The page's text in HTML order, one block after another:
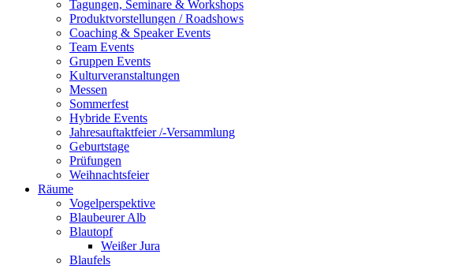
Tagungen, Seminare & Workshops
Produktvorstellungen / Roadshows
Coaching & Speaker Events
Team Events
Gruppen Events
Kulturveranstaltungen
Messen
Sommerfest
Hybride Events
Jahresauftaktfeier /-Versammlung
Geburtstage
Prüfungen
Weihnachtsfeier
Räume
Vogelperspektive
Blaubeurer Alb
Blautopf
Weißer Jura
Blaufels